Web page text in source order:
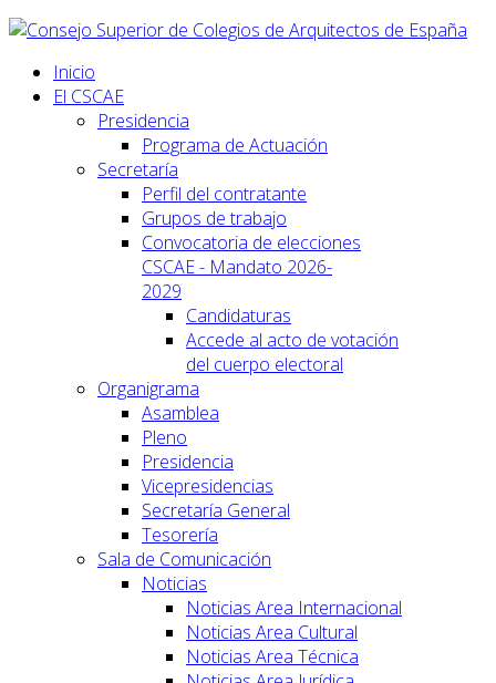
Inicio
El CSCAE
Presidencia
Programa de Actuación
Secretaría
Perfil del contratante
Grupos de trabajo
Convocatoria de elecciones
CSCAE - Mandato 2026-
2029
Candidaturas
Accede al acto de votación
del cuerpo electoral
Organigrama
Asamblea
Pleno
Presidencia
Vicepresidencias
Secretaría General
Tesorería
Sala de Comunicación
Noticias
Noticias Area Internacional
Noticias Area Cultural
Noticias Area Técnica